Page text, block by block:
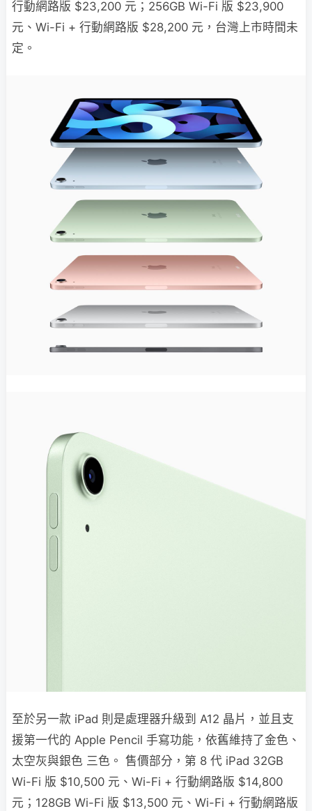
行動網路版 $23,200 元；256GB Wi-Fi 版 $23,900
元、Wi-Fi + 行動網路版 $28,200 元，台灣上市時間未
定。
至於另一款 iPad 則是處理器升級到 A12 晶片，並且支
援第一代的 Apple Pencil 手寫功能，依舊維持了金色、
太空灰與銀色 三色。 售價部分，第 8 代 iPad 32GB
Wi-Fi 版 $10,500 元、Wi-Fi + 行動網路版 $14,800
元；128GB Wi-Fi 版 $13,500 元、Wi-Fi + 行動網路版